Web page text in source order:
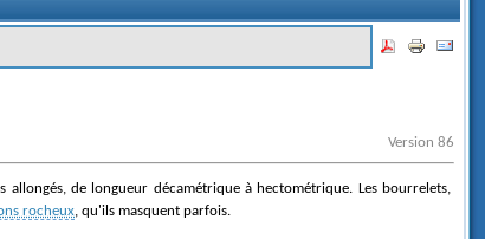
Version 86
de longueur décamétrique à hectométrique. Les bourrelets,
rocheux , qu'ils masquent parfois.